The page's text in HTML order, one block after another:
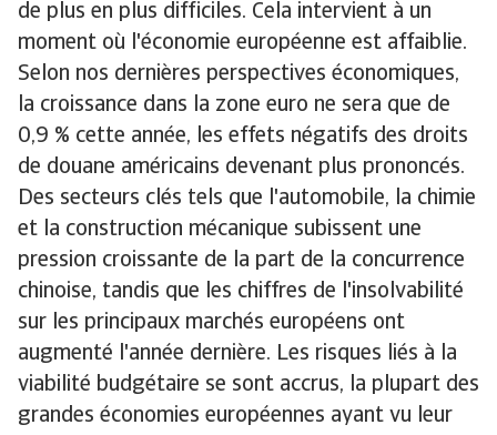
de plus en plus difficiles. Cela intervient à un
moment où l'économie européenne est affaiblie.
Selon nos dernières perspectives économiques,
la croissance dans la zone euro ne sera que de
0,9 % cette année, les effets négatifs des droits
de douane américains devenant plus prononcés.
Des secteurs clés tels que l'automobile, la chimie
et la construction mécanique subissent une
pression croissante de la part de la concurrence
chinoise, tandis que les chiffres de l'insolvabilité
sur les principaux marchés européens ont
augmenté l'année dernière. Les risques liés à la
viabilité budgétaire se sont accrus, la plupart des
grandes économies européennes ayant vu leur